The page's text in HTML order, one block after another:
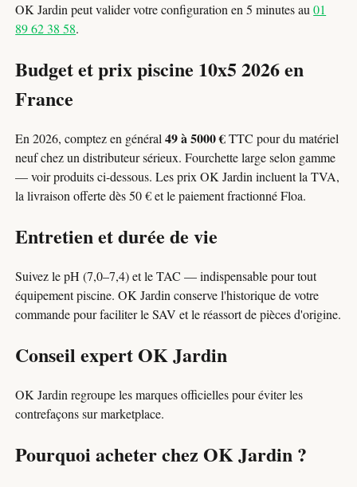
OK Jardin peut valider votre configuration en 5 minutes au01
89 62 38 58.
Budget et prix piscine 10x5 2026 en
France
En 2026, comptez en général49 à 5000 €TTC pour du matériel
neuf chez un distributeur sérieux. Fourchette large selon gamme
— voir produits ci-dessous. Les prix OK Jardin incluent la TVA,
la livraison offerte dès 50 € et le paiement fractionné Floa.
Entretien et durée de vie
Suivez le pH (7,0–7,4) et le TAC — indispensable pour tout
équipement piscine. OK Jardin conserve l'historique de votre
commande pour faciliter le SAV et le réassort de pièces d'origine.
Conseil expert OK Jardin
OK Jardin regroupe les marques officielles pour éviter les
contrefaçons sur marketplace.
Pourquoi acheter chez OK Jardin ?